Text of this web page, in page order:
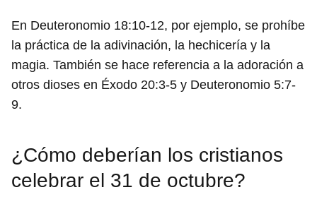
En Deuteronomio 18:10-12, por ejemplo, se prohíbe
la práctica de la adivinación, la hechicería y la
magia. También se hace referencia a la adoración a
otros dioses en Éxodo 20:3-5 y Deuteronomio 5:7-
9.
¿Cómo deberían los cristianos
celebrar el 31 de octubre?